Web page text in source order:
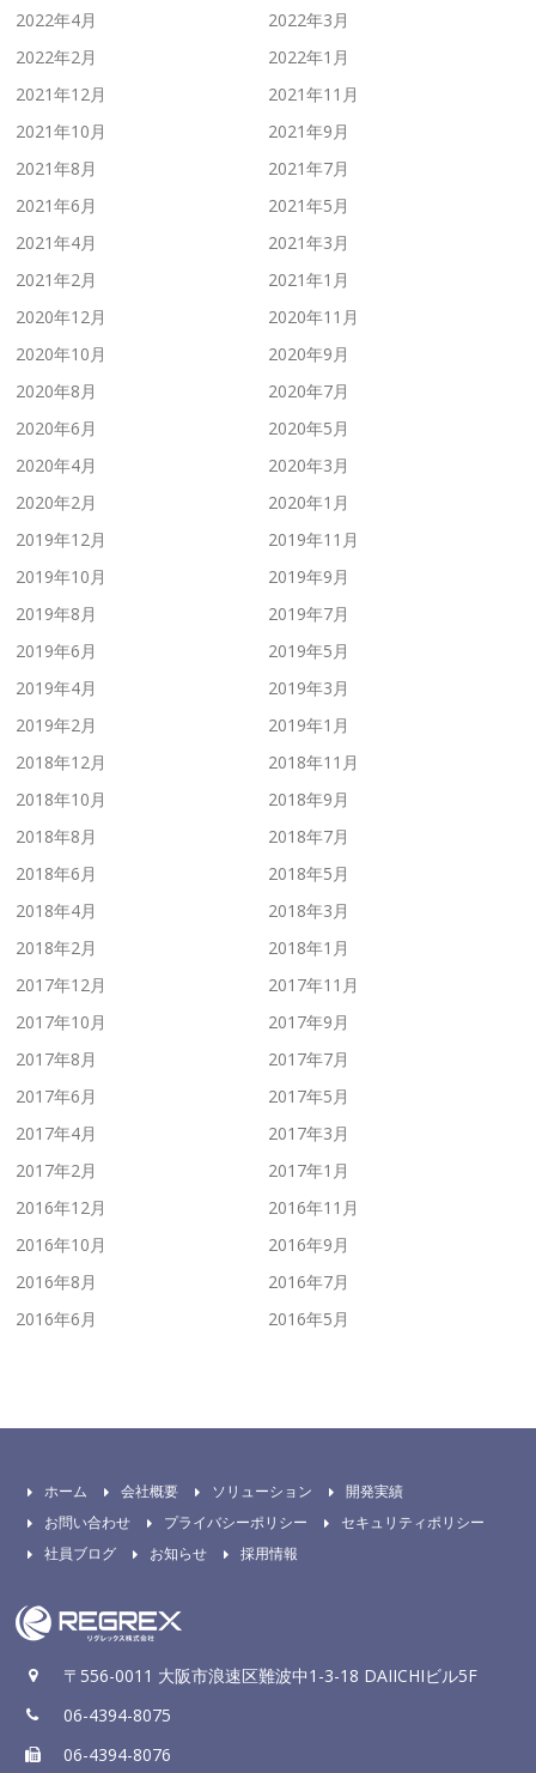
2022年4月
2022年3月
2022年2月
2022年1月
2021年12月
2021年11月
2021年10月
2021年9月
2021年8月
2021年7月
2021年6月
2021年5月
2021年4月
2021年3月
2021年2月
2021年1月
2020年12月
2020年11月
2020年10月
2020年9月
2020年8月
2020年7月
2020年6月
2020年5月
2020年4月
2020年3月
2020年2月
2020年1月
2019年12月
2019年11月
2019年10月
2019年9月
2019年8月
2019年7月
2019年6月
2019年5月
2019年4月
2019年3月
2019年2月
2019年1月
2018年12月
2018年11月
2018年10月
2018年9月
2018年8月
2018年7月
2018年6月
2018年5月
2018年4月
2018年3月
2018年2月
2018年1月
2017年12月
2017年11月
2017年10月
2017年9月
2017年8月
2017年7月
2017年6月
2017年5月
2017年4月
2017年3月
2017年2月
2017年1月
2016年12月
2016年11月
2016年10月
2016年9月
2016年8月
2016年7月
2016年6月
2016年5月
ホーム 会社概要 ソリューション
開発実績
お問い合わせ
プライバシーポリシー
セキュリティポリシー
社員ブログ
お知らせ 採用情報
〒556-0011 大阪市浪速区難波中1-3-18 DAIICHIビル5F
06-4394-8075
06-4394-8076